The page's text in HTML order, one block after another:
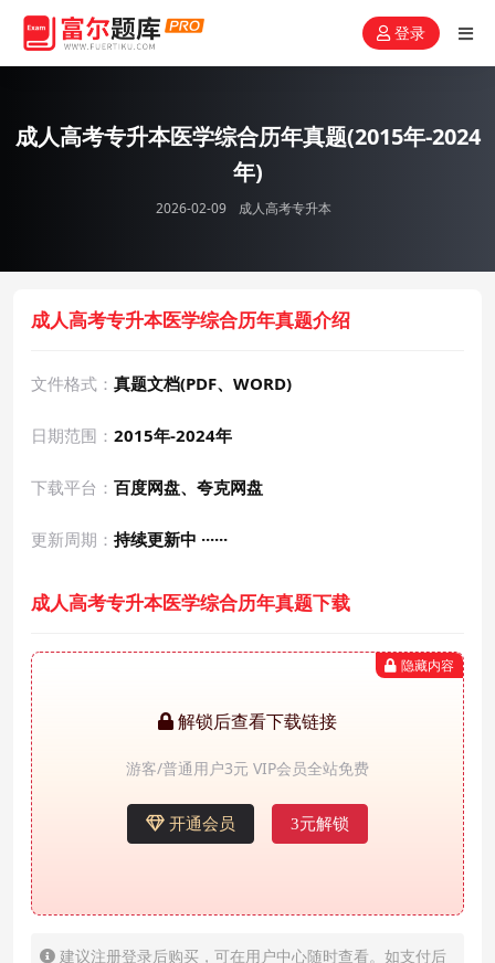
登录
成人高考专升本医学综合历年真题(2015年-2024
年)
2026-02-09 成人高考专升本
成人高考专升本医学综合历年真题介绍
文件格式： 真题文档(PDF、WORD)
日期范围： 2015年-2024年
下载平台： 百度网盘、夸克网盘
更新周期： 持续更新中 ······
成人高考专升本医学综合历年真题下载
隐藏内容
解锁后查看下载链接
游客/普通用户3元 VIP会员全站免费
开通会员 3元解锁
建议注册登录后购买，可在用户中心随时查看。如支付后